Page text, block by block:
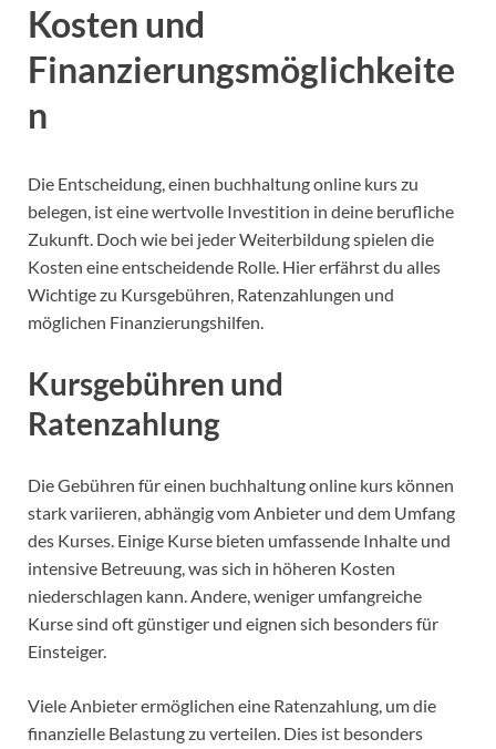
Kosten und
Finanzierungsmöglichkeite
n
Die Entscheidung, einen buchhaltung online kurs zu
belegen, ist eine wertvolle Investition in deine berufliche
Zukunft. Doch wie bei jeder Weiterbildung spielen die
Kosten eine entscheidende Rolle. Hier erfährst du alles
Wichtige zu Kursgebühren, Ratenzahlungen und
möglichen Finanzierungshilfen.
Kursgebühren und
Ratenzahlung
Die Gebühren für einen buchhaltung online kurs können
stark variieren, abhängig vom Anbieter und dem Umfang
des Kurses. Einige Kurse bieten umfassende Inhalte und
intensive Betreuung, was sich in höheren Kosten
niederschlagen kann. Andere, weniger umfangreiche
Kurse sind oft günstiger und eignen sich besonders für
Einsteiger.
Viele Anbieter ermöglichen eine Ratenzahlung, um die
finanzielle Belastung zu verteilen. Dies ist besonders